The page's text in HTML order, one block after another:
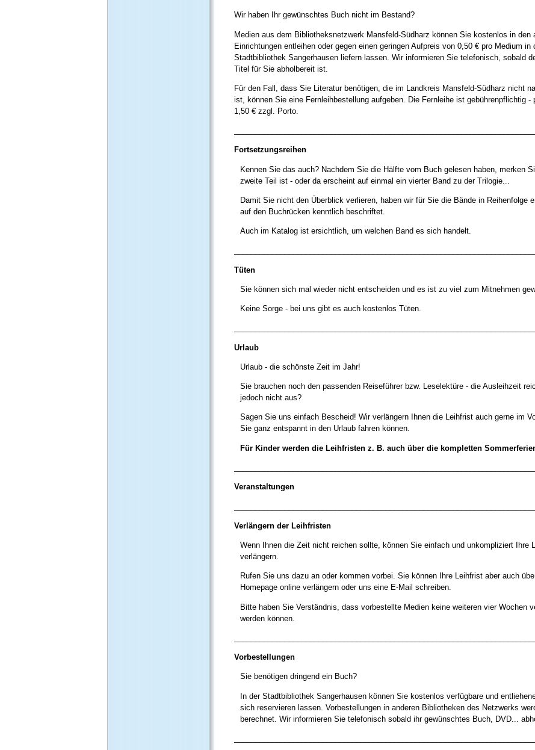
Wir haben Ihr gewünschtes Buch nicht im Bestand?
Medien aus dem Bibliotheksnetzwerk Mansfeld-Südharz können Sie kostenlos in den
Einrichtungen entleihen oder gegen einen geringen Aufpreis von 0,50 € pro Medium in
Stadtbibliothek Sangerhausen liefern lassen. Wir informieren Sie telefonisch, sobald
Titel für Sie abholbereit ist.
Für den Fall, dass Sie Literatur benötigen, die im Landkreis Mansfeld-Südharz nicht
ist, können Sie eine Fernleihbestellung aufgeben. Die Fernleihe ist gebührenpflichtig -
1,50 € zzgl. Porto.
Fortsetzungsreihen
Kennen Sie das auch? Nachdem Sie die Hälfte vom Buch gelesen haben, merken
zweite Teil ist - oder da erscheint auf einmal ein vierter Band zu der Trilogie...
Damit Sie nicht den Überblick verlieren, haben wir für Sie die Bände in Reihenfolge
auf den Buchrücken kenntlich beschriftet.
Auch im Katalog ist ersichtlich, um welchen Band es sich handelt.
Tüten
Sie können sich mal wieder nicht entscheiden und es ist zu viel zum Mitnehmen
Keine Sorge - bei uns gibt es auch kostenlos Tüten.
Urlaub
Urlaub - die schönste Zeit im Jahr!
Sie brauchen noch den passenden Reiseführer bzw. Leselektüre - die Ausleihzeit
jedoch nicht aus?
Sagen Sie uns einfach Bescheid! Wir verlängern Ihnen die Leihfrist auch gerne im
Sie ganz entspannt in den Urlaub fahren können.
Für Kinder werden die Leihfristen z. B. auch über die kompletten
Veranstaltungen
Verlängern der Leihfristen
Wenn Ihnen die Zeit nicht reichen sollte, können Sie einfach und unkompliziert Ihre
verlängern.
Rufen Sie uns dazu an oder kommen vorbei. Sie können Ihre Leihfrist aber auch
Homepage online verlängern oder uns eine E-Mail schreiben.
Bitte haben Sie Verständnis, dass vorbestellte Medien keine weiteren vier Wochen
werden können.
Vorbestellungen
Sie benötigen dringend ein Buch?
In der Stadtbibliothek Sangerhausen können Sie kostenlos verfügbare und
sich reservieren lassen. Vorbestellungen in anderen Bibliotheken des Netzwerks
berechnet. Wir informieren Sie telefonisch sobald ihr gewünschtes Buch, DVD...